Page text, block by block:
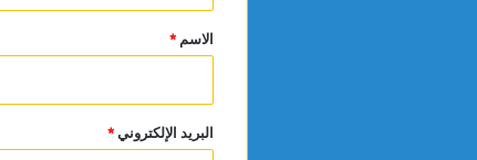
*
الاسم *
البريد الإلكتروني*